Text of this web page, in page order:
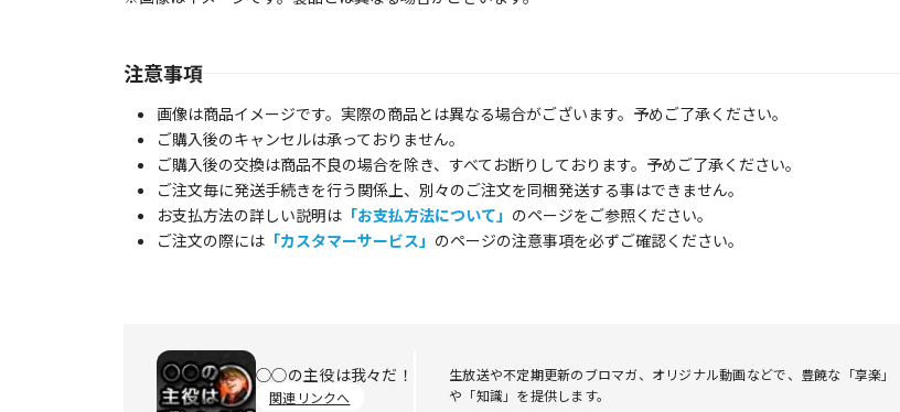
注意事項
画像は商品イメージです。実際の商品とは異なる場合がございます。予めご了承ください。
ご購入後のキャンセルは承っておりません。
ご購入後の交換は商品不良の場合を除き、すべてお断りしております。予めご了承ください。
ご注文毎に発送手続きを行う関係上、別々のご注文を同梱発送する事はできません。
お支払方法の詳しい説明は 「お支払方法について」 のページをご参照ください。
ご注文の際には 「カスタマーサービス」 のページの注意事項を必ずご確認ください。
◯◯の主役は我々だ！
関連リンクへ
生放送や不定期更新のブロマガ、オリジナル動画などで、豊饒な「享楽」
や「知識」を提供します。